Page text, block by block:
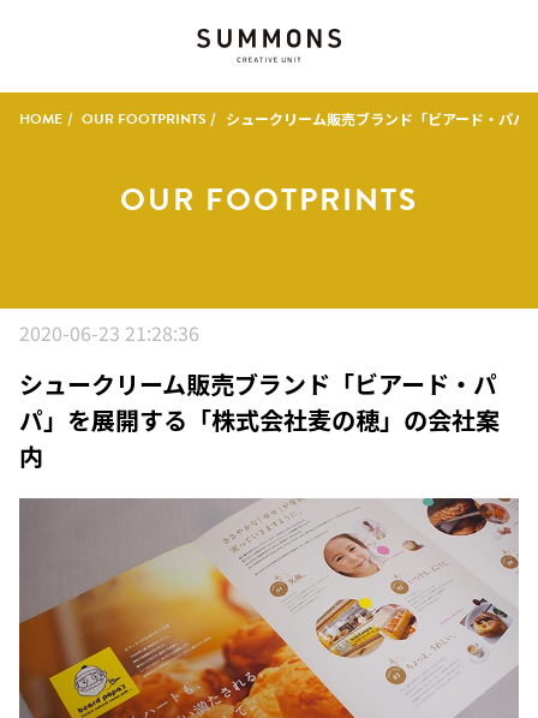
HOME OUR FOOTPRINTS シュークリーム販売ブランド「ビアード・パ
OUR FOOTPRINTS
2020-06-23 21:28:36
シュークリーム販売ブランド「ビアード・パ
パ」を展開する「株式会社麦の穂」の会社案
内